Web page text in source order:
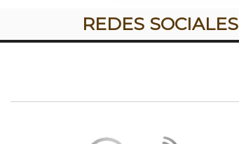
REDES SOCIALES